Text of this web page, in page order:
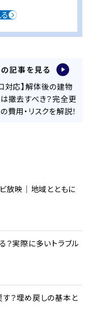
記事を見る
対応】解体後の建物
撤去すべき？完全更
費用・リスクを解説！
放映｜地域とともに
？実際に多いトラブル
？埋め戻しの基本と